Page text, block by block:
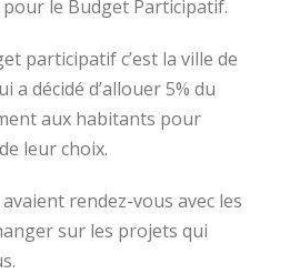
le Budget Participatif.
participatif c’est la ville de
a décidé d’allouer 5% du
aux habitants pour
leur choix.
rendez-vous avec les
sur les projets qui